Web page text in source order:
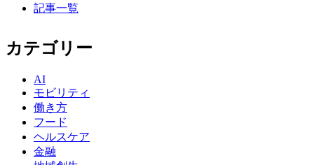
記事一覧
カテゴリー
AI
モビリティ
働き方
フード
ヘルスケア
金融